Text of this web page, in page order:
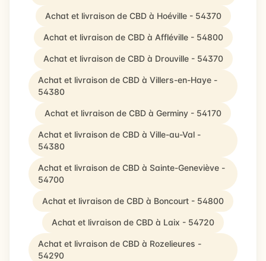
Achat et livraison de CBD à Hoéville - 54370
Achat et livraison de CBD à Affléville - 54800
Achat et livraison de CBD à Drouville - 54370
Achat et livraison de CBD à Villers-en-Haye -
54380
Achat et livraison de CBD à Germiny - 54170
Achat et livraison de CBD à Ville-au-Val -
54380
Achat et livraison de CBD à Sainte-Geneviève -
54700
Achat et livraison de CBD à Boncourt - 54800
Achat et livraison de CBD à Laix - 54720
Achat et livraison de CBD à Rozelieures -
54290